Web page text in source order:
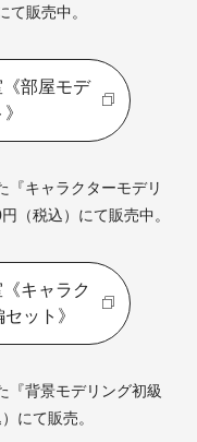
販売中。
部屋モデ
『キャラクターモデリ
（税込）にて販売中。
キャラク
ット》
『背景モデリング初級
にて販売。